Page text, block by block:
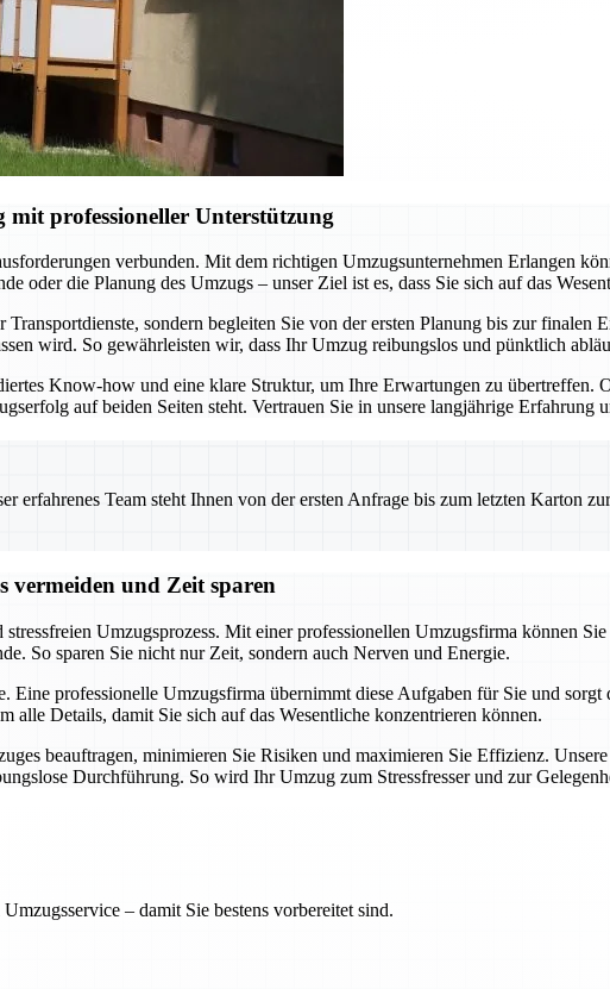
mit professioneller Unterstützung
verbunden. Mit dem richtigen Umzugsunternehmen Erlangen
oder die Planung des Umzugs – unser Ziel ist es, dass Sie sich auf das
sondern begleiten Sie von der ersten Planung bis zur finalen
wird. So gewährleisten wir, dass Ihr Umzug reibungslos und pünktlich
Know-how und eine klare Struktur, um Ihre Erwartungen zu übertreffen.
auf beiden Seiten steht. Vertrauen Sie in unsere langjährige Erfahrung
erfahrenes Team steht Ihnen von der ersten Anfrage bis zum letzten Karton
vermeiden und Zeit sparen
Umzugsprozess. Mit einer professionellen Umzugsfirma können
So sparen Sie nicht nur Zeit, sondern auch Nerven und Energie.
professionelle Umzugsfirma übernimmt diese Aufgaben für Sie und
Details, damit Sie sich auf das Wesentliche konzentrieren können.
beauftragen, minimieren Sie Risiken und maximieren Sie Effizienz.
Durchführung. So wird Ihr Umzug zum Stressfresser und zur
– damit Sie bestens vorbereitet sind.